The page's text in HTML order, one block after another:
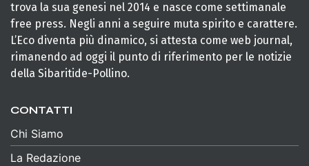
trova la sua genesi nel 2014 e nasce come settimanale
free press. Negli anni a seguire muta spirito e carattere.
L’Eco diventa più dinamico, si attesta come web journal,
rimanendo ad oggi il punto di riferimento per le notizie
della Sibaritide-Pollino.
CONTATTI
Chi Siamo
La Redazione